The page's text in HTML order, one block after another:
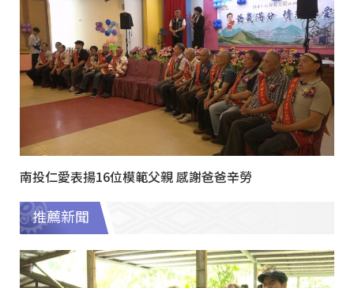
南投仁愛表揚16位模範父親 感謝爸爸辛勞
推薦新聞